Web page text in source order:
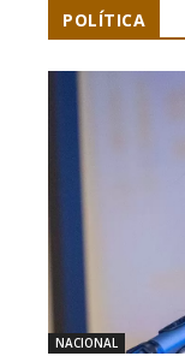
POLÍTICA
NACIONAL